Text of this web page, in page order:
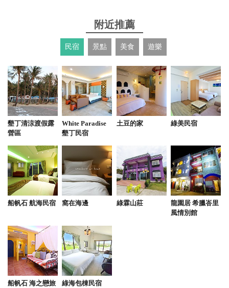
附近推薦
民宿 景點 美食 遊樂
墾丁清涼渡假露
營區
White Paradise
墾丁民宿
土豆的家 綠美民宿
船帆石 航海民宿 窩在海邊 綠霖山莊
龍園居 希臘峇里
風情別館
船帆石 海之戀旅
綠海包棟民宿